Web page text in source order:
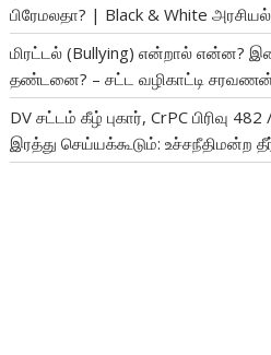
பிரேமலதா? | Black & White அரசியல்
மிரட்டல் (Bullying) என்றால் என்ன?
தண்டனை? – சட்ட வழிகாட்டி
DV சட்டம் கீழ் புகார், CrPC பிரிவு
இரத்து செய்யக்கூடும்: உச்சநீதிமன்ற